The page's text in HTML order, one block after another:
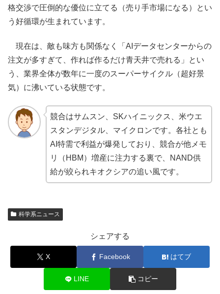
格交渉で圧倒的な優位に立てる（売り手市場になる）とい
う好循環が生まれています。
現在は、敵も味方も関係なく「AIデータセンターからの
注文が多すぎて、作れば作るだけ青天井で売れる」とい
う、業界全体が数年に一度のスーパーサイクル（超好景
気）に沸いている状態です。
競合はサムスン、SKハイニックス、米ウエ
スタンデジタル、マイクロンです。各社とも
AI特需で利益が爆発しており、競合が他メモ
リ（HBM）増産に注力する裏で、NAND供
給が絞られキオクシアの追い風です。
科学系ニュース
シェアする
X Facebook はてブ
LINE コピー